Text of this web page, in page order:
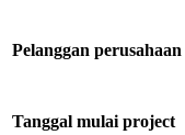
Pelanggan perusahaan
Tanggal mulai project